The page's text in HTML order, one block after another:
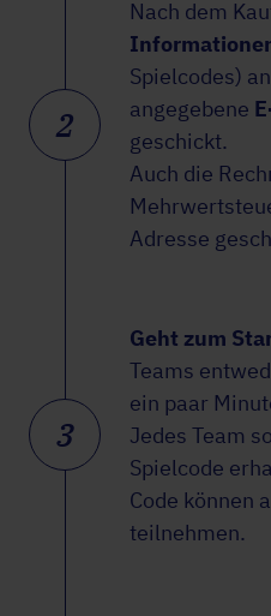
2
Nach dem
Spielcodes)
angegebene
geschickt.
Auch die
Adresse
3
Geht zum
Teams
ein paar
Jedes Team
Spielcode
Code können
teilnehmen.